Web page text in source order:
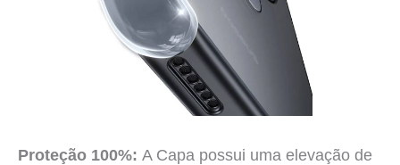
Proteção 100%: A Capa possui uma elevação de